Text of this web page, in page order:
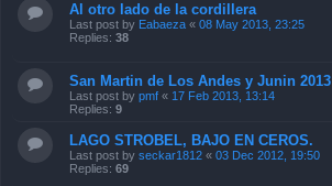
Al otro lado de la cordillera
Last post by Eabaeza « 08 May 2013, 23:25
Replies: 38
San Martin de Los Andes y Junin 2013
Last post by pmf « 17 Feb 2013, 13:14
Replies: 9
LAGO STROBEL, BAJO EN CEROS.
Last post by seckar1812 « 03 Dec 2012, 19:50
Replies: 69